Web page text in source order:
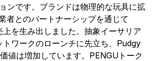
ンです。ブランドは物理的な玩具に拡
者とのパートナーシップを通じて
を生み出しました。抽象イーサリア
トワークのローンチに先立ち、Pudgy
値は増加しています。PENGUトーク